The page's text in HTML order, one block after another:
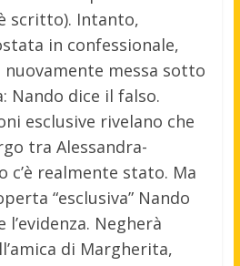
scritto). Intanto,
in confessionale,
messa sotto
Nando dice il falso.
esclusive rivelano che
tra Alessandra-
c’è realmente stato. Ma
“esclusiva” Nando
Negherà
di Margherita,